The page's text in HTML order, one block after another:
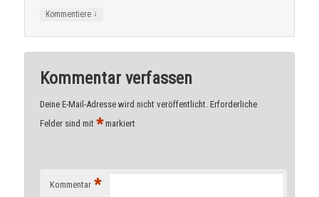
Kommentiere ↓
Kommentar verfassen
Deine E-Mail-Adresse wird nicht veröffentlicht. Erforderliche
Felder sind mit*markiert
Kommentar *